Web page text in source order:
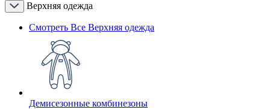
Верхняя одежда
Смотреть Все Верхняя одежда
Демисезонные комбинезоны